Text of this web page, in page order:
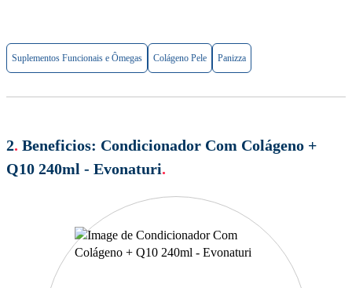
Suplementos Funcionais e Ômegas Colágeno Pele Panizza
2. Beneficios: Condicionador Com Colágeno +
Q10 240ml - Evonaturi.